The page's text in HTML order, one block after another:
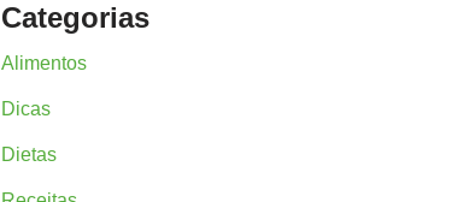
Categorias
Alimentos
Dicas
Dietas